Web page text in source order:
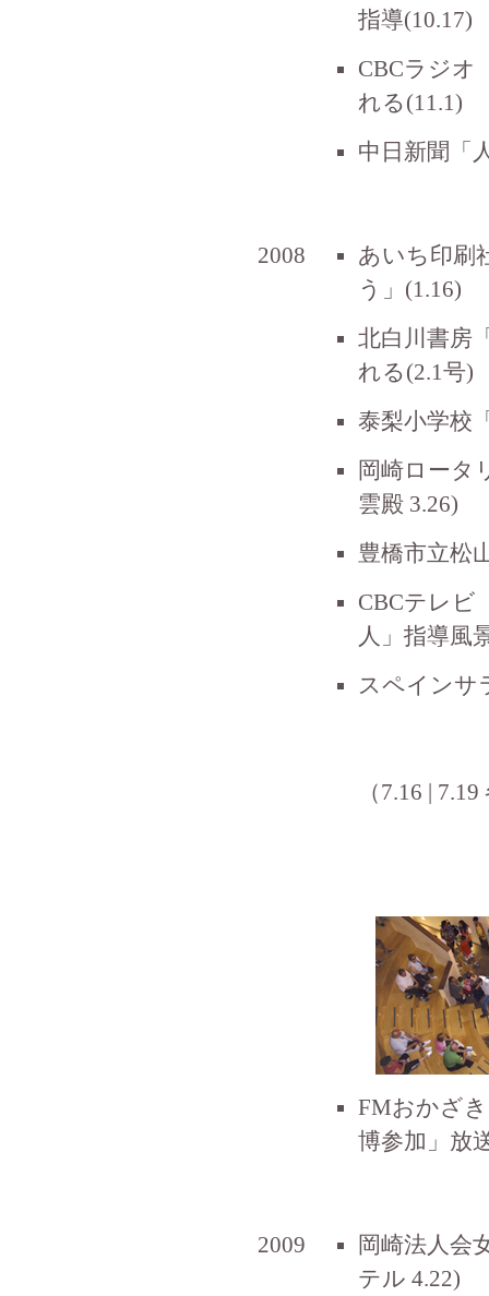
指導(10.17)
CBCラジオ
れる(11.1)
中日新聞「
2008
あいち印刷
う」(1.16)
北白川書房
れる(2.1号)
泰梨小学校
岡崎ロータ
雲殿 3.26)
豊橋市立松
CBCテレビ
人」指導風
スペインサ
（7.16 |
FMおかざ
博参加」放
2009
岡崎法人会
テル 4.22)